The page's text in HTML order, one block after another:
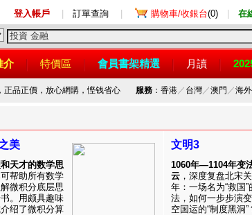
登入帳戶 訂單查詢 購物車/收銀台(0) 在
介 特價區 會員書架精選 月讀
正品正價，放心網購，悭钱省心 服務：香港／ 台灣／澳門 ／海外
美
天才的数学思
可帮助所有数学
微积分底层思
。用颇具趣味
绍了微积分算
文明3
1060年—1104年变
云 ，深度复盘北宋
年：一场名为“救国”
法，如何一步步演
空国运的“制度黑洞”